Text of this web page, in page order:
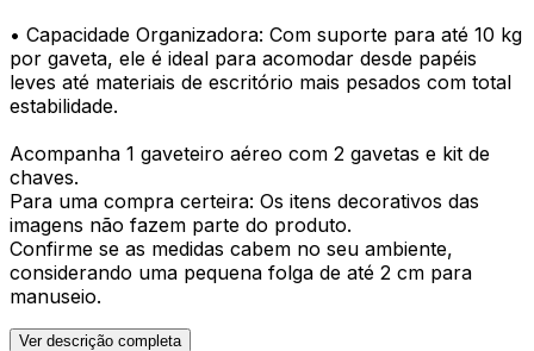
• Capacidade Organizadora: Com suporte para até 10 kg
por gaveta, ele é ideal para acomodar desde papéis
leves até materiais de escritório mais pesados com total
estabilidade.
Acompanha 1 gaveteiro aéreo com 2 gavetas e kit de
chaves.
Para uma compra certeira: Os itens decorativos das
imagens não fazem parte do produto.
Confirme se as medidas cabem no seu ambiente,
considerando uma pequena folga de até 2 cm para
manuseio.
Ver descrição completa